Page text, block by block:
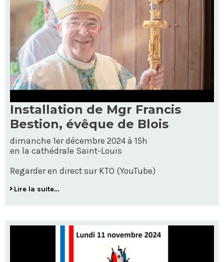
Installation de Mgr Francis
Bestion, évêque de Blois
dimanche 1er décembre 2024 à 15h
en la cathédrale Saint-Louis
Regarder en direct sur KTO (YouTube)
Lire la suite…